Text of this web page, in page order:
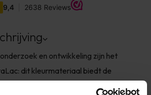
en ontwikkeling zijn het
dit kleurmateriaal biedt de
gels met het gemak van lakken.